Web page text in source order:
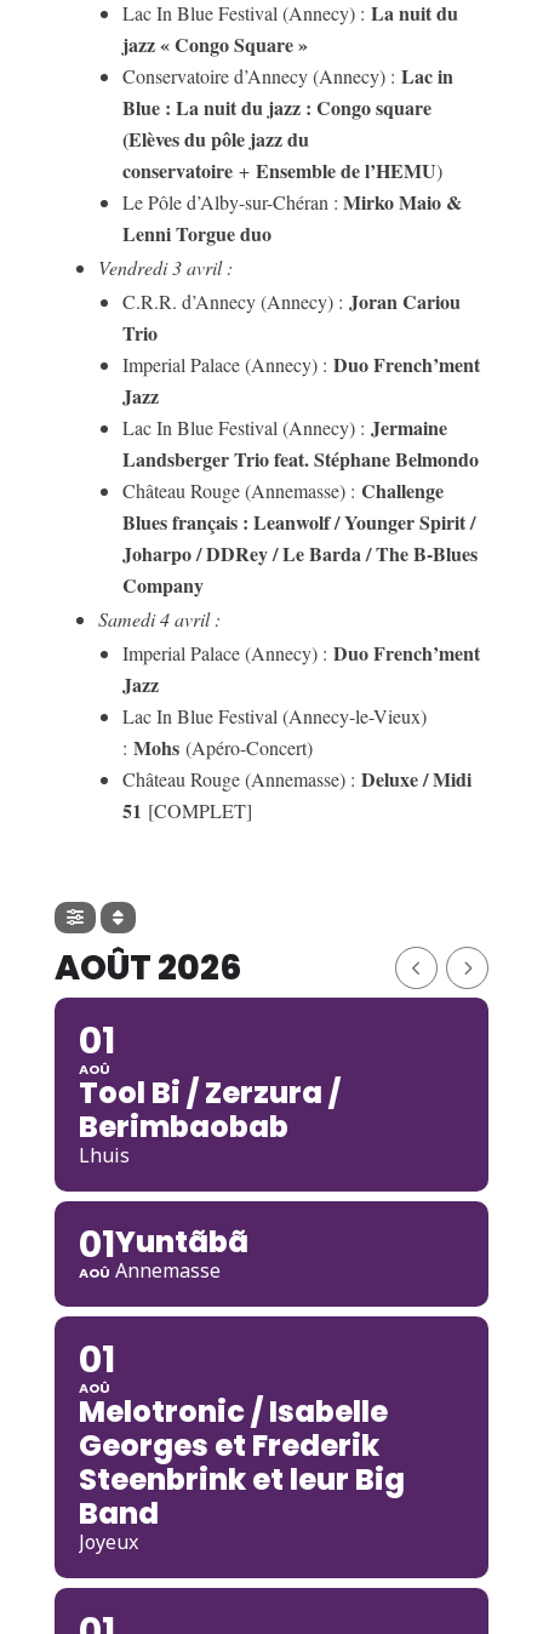
Lac In Blue Festival (Annecy) : La nuit du
jazz « Congo Square »
Conservatoire d’Annecy (Annecy) : Lac in
Blue : La nuit du jazz : Congo square
(Elèves du pôle jazz du
conservatoire+ Ensemble de l’HEMU)
Le Pôle d’Alby-sur-Chéran : Mirko Maio &
Lenni Torgue duo
Vendredi 3 avril :
C.R.R. d’Annecy (Annecy) : Joran Cariou
Trio
Imperial Palace (Annecy) : Duo French’ment
Jazz
Lac In Blue Festival (Annecy) : Jermaine
Landsberger Trio feat. Stéphane Belmondo
Château Rouge (Annemasse) : Challenge
Blues français : Leanwolf / Younger Spirit /
Joharpo / DDRey / Le Barda / The B-Blues
Company
Samedi 4 avril :
Imperial Palace (Annecy) : Duo French’ment
Jazz
Lac In Blue Festival (Annecy-le-Vieux)
: Mohs(Apéro-Concert)
Château Rouge (Annemasse) : Deluxe / Midi
51 [COMPLET]
AOÛT 2026
01
AOÛ
Tool Bi / Zerzura /
Berimbaobab
Lhuis
01
AOÛ
Yuntãbã
Annemasse
01
AOÛ
Melotronic / Isabelle
Georges et Frederik
Steenbrink et leur Big
Band
Joyeux